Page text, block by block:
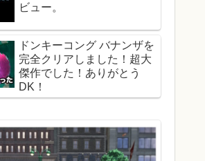
ビュー。
ドンキーコング バナンザを
完全クリアしました！超大
傑作でした！ありがとう
DK！